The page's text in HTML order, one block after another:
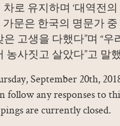
로 유지하며 ‘대역전
가문은 한국의 명문가
은 고생을 다했다”며 “
농사짓고 살았다”고 말
September 20th,
follow any responses to
are currently closed.